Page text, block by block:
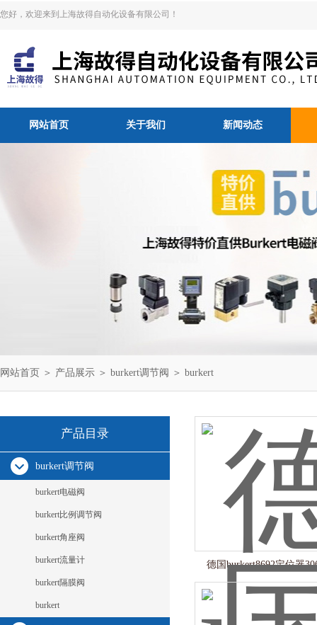
您好，欢迎来到上海故得自动化设备有限公司！
网站首页 关于我们 新闻动态
网站首页 ＞ 产品展示 ＞ burkert调节阀 ＞ burkert
产品目录
burkert调节阀
burkert电磁阀
burkert比例调节阀
burkert角座阀
burkert流量计
burkert隔膜阀
burkert
德国burkert8692定位器